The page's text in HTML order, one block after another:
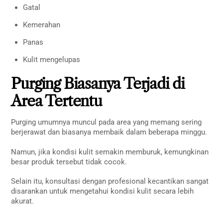
Gatal
Kemerahan
Panas
Kulit mengelupas
Purging Biasanya Terjadi di
Area Tertentu
Purging umumnya muncul pada area yang memang sering
berjerawat dan biasanya membaik dalam beberapa minggu.
Namun, jika kondisi kulit semakin memburuk, kemungkinan
besar produk tersebut tidak cocok.
Selain itu, konsultasi dengan profesional kecantikan sangat
disarankan untuk mengetahui kondisi kulit secara lebih
akurat.